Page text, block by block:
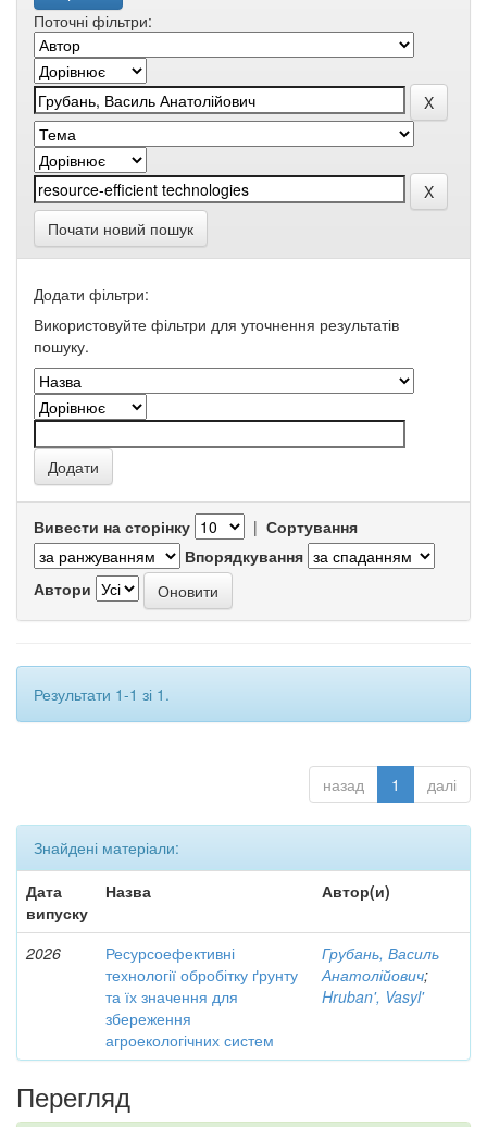
Поточні фільтри:
Почати новий пошук
Додати фільтри:
Використовуйте фільтри для уточнення результатів
пошуку.
Вивести на сторінку | Сортування
Впорядкування
Автори
Результати 1-1 зі 1.
назад 1 далі
Знайдені матеріали:
Дата
випуску
Назва Автор(и)
2026
Ресурсоефективні
технології обробітку ґрунту
та їх значення для
збереження
агроекологічних систем
Грубань, Василь
Анатолійович;
Hruban', Vasyl'
Перегляд